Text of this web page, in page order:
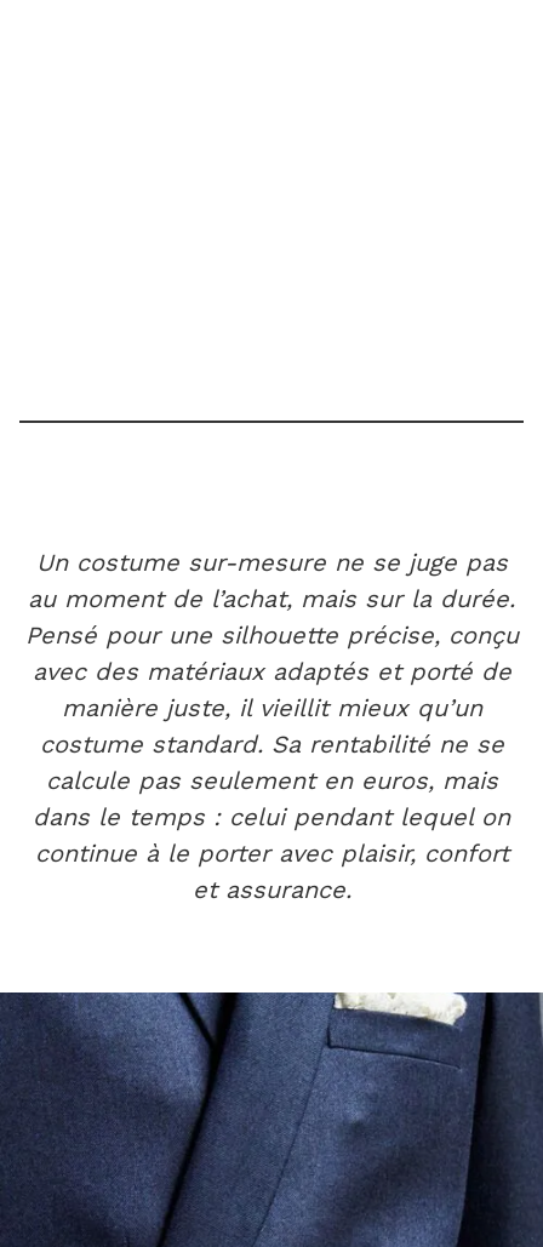
Un costume sur-mesure ne se juge pas
au moment de l’achat, mais sur la durée.
Pensé pour une silhouette précise, conçu
avec des matériaux adaptés et porté de
manière juste, il vieillit mieux qu’un
costume standard. Sa rentabilité ne se
calcule pas seulement en euros, mais
dans le temps : celui pendant lequel on
continue à le porter avec plaisir, confort
et assurance.